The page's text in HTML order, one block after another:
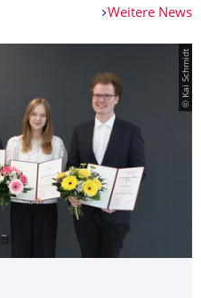
Weitere News
© Kai Schmidt